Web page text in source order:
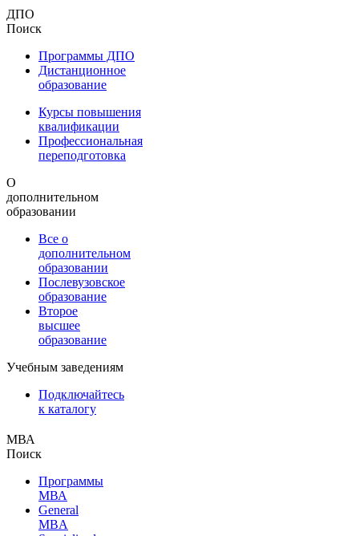
ДПО
Поиск
Программы ДПО
Дистанционное
образование
Курсы повышения
квалификации
Профессиональная
переподготовка
О
дополнительном
образовании
Все о
дополнительном
образовании
Послевузовское
образование
Второе
высшее
образование
Учебным заведениям
Подключайтесь
к каталогу
МВА
Поиск
Программы
МВА
General
MBA